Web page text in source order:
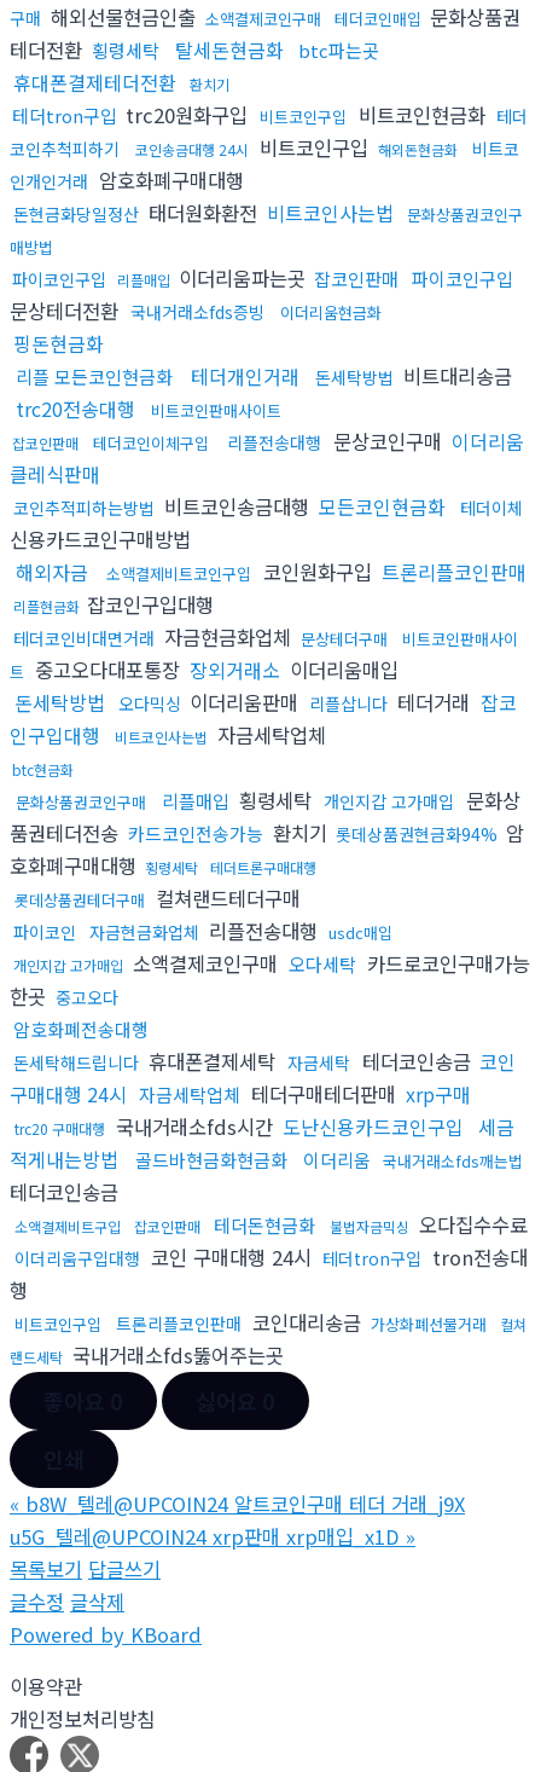
구매 해외선물현금인출 소액결제코인구매 테더코인매입 문화상품권
테더전환 횡령세탁 탈세돈현금화 btc파는곳
휴대폰결제테더전환 환치기
테더tron구입 trc20원화구입 비트코인구입 비트코인현금화 테더
코인추척피하기
코인송금대행 24시 비트코인구입 해외돈현금화
비트코
인개인거래 암호화폐구매대행
돈현금화당일정산 태더원화환전 비트코인사는법
문화상품권코인구
매방법
파이코인구입 리플매입 이더리움파는곳 잡코인판매 파이코인구입
문상테더전환 국내거래소fds증빙 이더리움현금화
핑돈현금화
리플 모든코인현금화 테더개인거래 돈세탁방법 비트대리송금
trc20전송대행
비트코인판매사이트
잡코인판매 테더코인이체구입 리플전송대행 문상코인구매 이더리움
클레식판매
코인추적피하는방법 비트코인송금대행 모든코인현금화 테더이체
신용카드코인구매방법
해외자금
소액결제비트코인구입 코인원화구입 트론리플코인판매
리플현금화 잡코인구입대행
테더코인비대면거래 자금현금화업체 문상테더구매
비트코인판매사이
트 중고오다대포통장 장외거래소 이더리움매입
돈세탁방법
오다믹싱 이더리움판매 리플삽니다 테더거래 잡코
인구입대행
비트코인사는법 자금세탁업체
btc현금화
문화상품권코인구매 리플매입 횡령세탁 개인지갑 고가매입 문화상
품권테더전송 카드코인전송가능 환치기 롯데상품권현금화94% 암
호화폐구매대행 횡령세탁 테더트론구매대행
롯데상품권테더구매 컬쳐랜드테더구매
파이코인 자금현금화업체 리플전송대행 usdc매입
개인지갑 고가매입 소액결제코인구매 오다세탁 카드로코인구매가능
한곳 중고오다
암호화폐전송대행
돈세탁해드립니다 휴대폰결제세탁 자금세탁 테더코인송금 코인
구매대행 24시 자금세탁업체 테더구매테더판매 xrp구매
trc20 구매대행 국내거래소fds시간 도난신용카드코인구입 세금
적게내는방법
골드바현금화현금화 이더리움 국내거래소fds깨는법
테더코인송금
소액결제비트구입 잡코인판매 테더돈현금화 불법자금믹싱 오다집수수료
이더리움구입대행 코인 구매대행 24시 테더tron구입 tron전송대
행
비트코인구입 트론리플코인판매 코인대리송금 가상화폐선물거래
컬쳐
랜드세탁 국내거래소fds뚫어주는곳
« b8W_텔레@UPCOIN24 알트코인구매 테더 거래_j9X
u5G_텔레@UPCOIN24 xrp판매 xrp매입_x1D »
목록보기 답글쓰기
글수정 글삭제
Powered by KBoard
이용약관
개인정보처리방침